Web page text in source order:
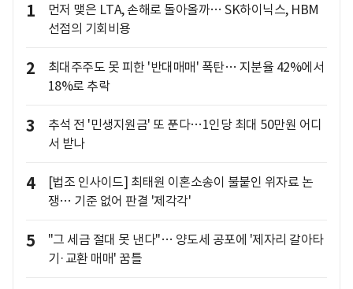
1
먼저 맺은 LTA, 손해로 돌아올까… SK하이닉스, HBM
선점의 기회비용
2
최대주주도 못 피한 '반대매매' 폭탄… 지분율 42%에서
18%로 추락
3
추석 전 '민생지원금' 또 푼다…1인당 최대 50만원 어디
서 받나
4
[법조 인사이드] 최태원 이혼소송이 불붙인 위자료 논
쟁… 기준 없어 판결 '제각각'
5
"그 세금 절대 못 낸다"… 양도세 공포에 '제자리 갈아타
기·교환 매매' 꿈틀